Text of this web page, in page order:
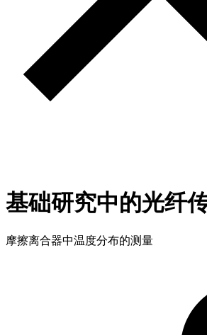
基础研究中的光纤
摩擦离合器中温度分布的测量